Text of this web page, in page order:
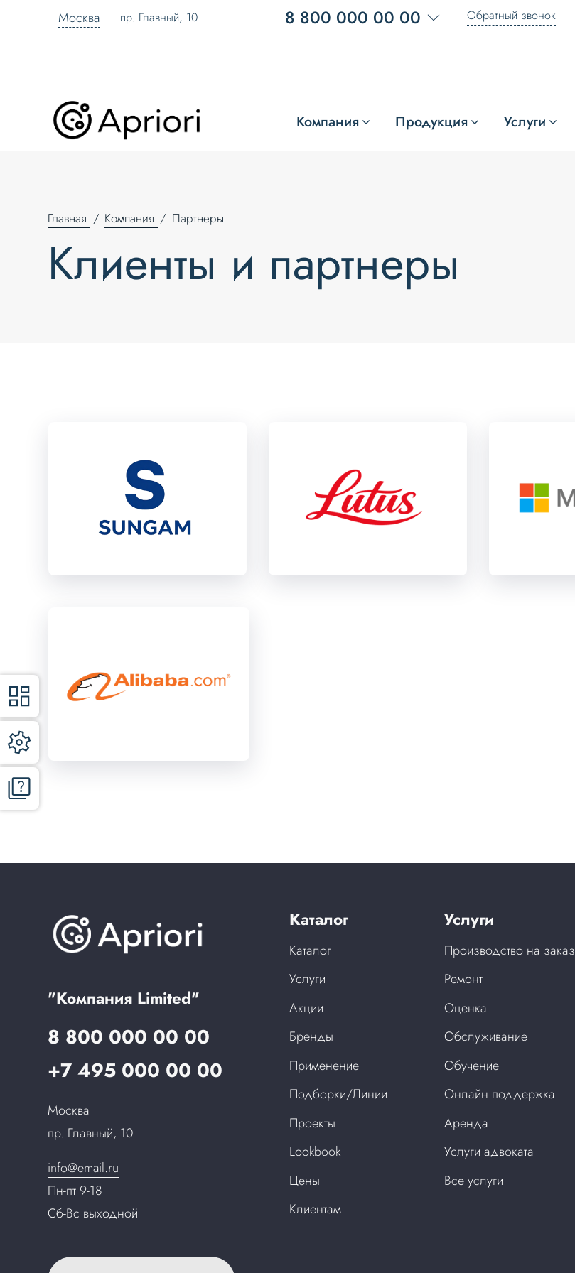
Москва пр. Главный, 10 8 800 000 00 00 Обратный звонок
Компания Продукция Услуги
Главная Компания Партнеры
Клиенты и партнеры
"Компания Limited"
8 800 000 00 00
+7 495 000 00 00
Москва
пр. Главный, 10
info@email.ru
Пн-пт 9-18
Сб-Вс выходной
Каталог
Каталог
Услуги
Акции
Бренды
Применение
Подборки/Линии
Проекты
Lookbook
Цены
Клиентам
Услуги
Производство на заказ
Ремонт
Оценка
Обслуживание
Обучение
Онлайн поддержка
Аренда
Услуги адвоката
Все услуги